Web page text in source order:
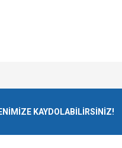
KAYDOLABİLİRSİNİZ!